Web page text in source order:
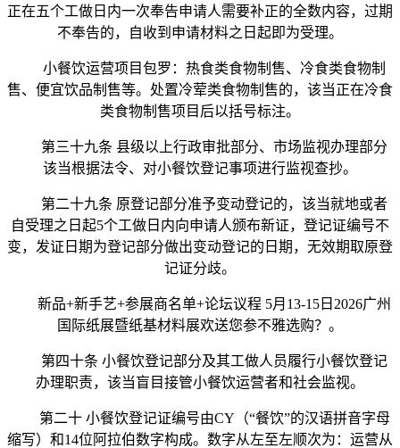
正在五个工做日内一次奉告申请人需要补正的全数内容，过期
不奉告的，自收到申请材料之日起即为受理。
小餐饮运营项目包罗：热食类食物制售、冷食类食物制
售、便宜饮品制售等。处置冷荤类食物制售的，该当正在冷食
类食物制售项目后以括号标注。
第三十九条 县级以上行政审批部分、市场监视办理部分
该当根据法令、对小餐饮登记事项进行监视查抄。
第二十九条 原登记部分准予变动登记的，该当就地或者
自受理之日起5个工做日内向申请人颁布新证，登记证编号不
变，发证日期为登记部分做出变动登记的日期，无效期取原登
记证分歧。
新品+新手艺+参展商名单+论坛议程 5月13-15日2026广州
国际纸展暨纸基材料展欢送您参不雅选购？。
第四十条 小餐饮登记部分及其工做人员履行小餐饮登记
办理职责，该当盲目接管小餐饮运营者和社会监视。
第二十 小餐饮登记证编号由CY（“餐饮”的汉语拼音字母
缩写）和14位阿拉伯数字构成。数字从左至左顺次为：运营从